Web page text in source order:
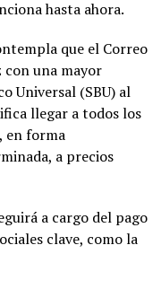
hasta ahora.
que el Correo
con una mayor
Universal (SBU) al
llegar a todos los
en forma
a precios
a cargo del pago
clave, como la